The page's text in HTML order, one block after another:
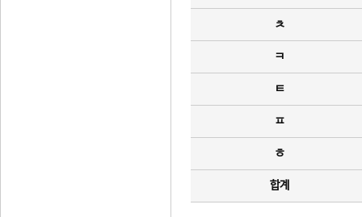
ㅊ
ㅋ
ㅌ
ㅍ
ㅎ
합계